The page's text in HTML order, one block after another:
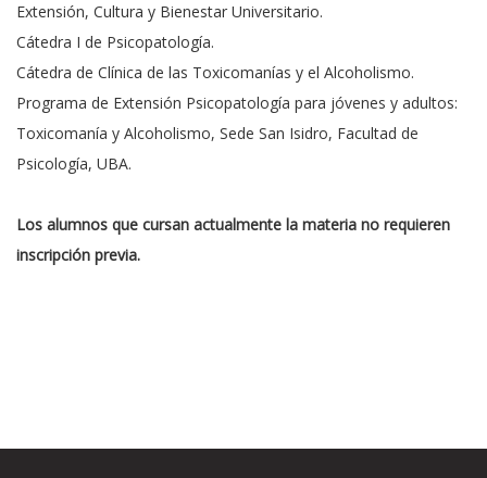
Extensión, Cultura y Bienestar Universitario.
Cátedra I de Psicopatología.
Cátedra de Clínica de las Toxicomanías y el Alcoholismo.
Programa de Extensión Psicopatología para jóvenes y adultos:
Toxicomanía y Alcoholismo, Sede San Isidro, Facultad de
Psicología, UBA.
Los alumnos que cursan actualmente la materia no requieren
inscripción previa.